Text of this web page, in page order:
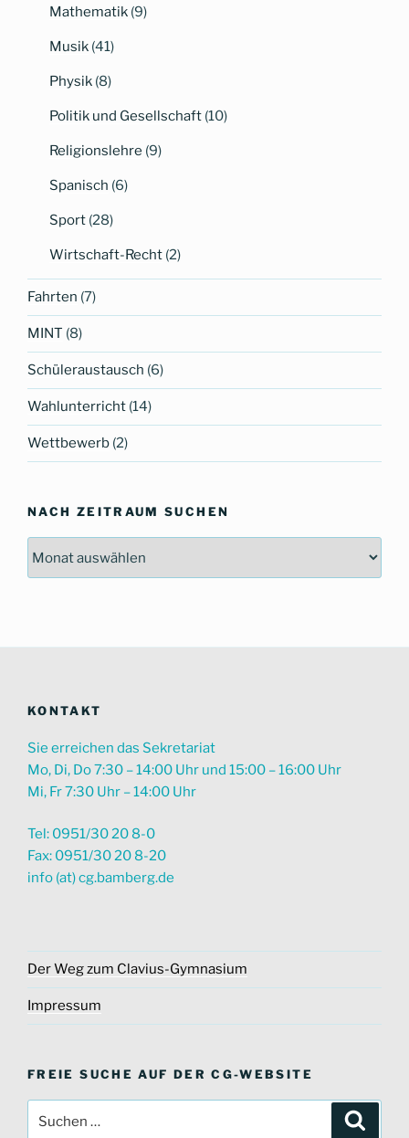
Mathematik (9)
Musik (41)
Physik (8)
Politik und Gesellschaft (10)
Religionslehre (9)
Spanisch (6)
Sport (28)
Wirtschaft-Recht (2)
Fahrten (7)
MINT (8)
Schüleraustausch (6)
Wahlunterricht (14)
Wettbewerb (2)
NACH ZEITRAUM SUCHEN
Zeitraum
KONTAKT
Sie erreichen das Sekretariat
Mo, Di, Do 7:30 – 14:00 Uhr und 15:00 – 16:00 Uhr
Mi, Fr 7:30 Uhr – 14:00 Uhr
Tel: 0951/30 20 8-0
Fax: 0951/30 20 8-20
info (at) cg.bamberg.de
Der Weg zum Clavius-Gymnasium
Impressum
FREIE SUCHE AUF DER CG-WEBSITE
nach: